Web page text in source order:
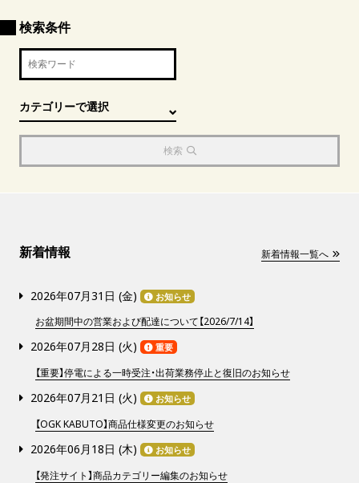
検索条件
検索
新着情報 新着情報一覧へ
2026年07月31日 (金) お知らせ
お盆期間中の営業および配達について【2026/7/14】
2026年07月28日 (火) 重要
【重要】停電による一時受注・出荷業務停止と復旧のお知らせ
2026年07月21日 (火) お知らせ
【OGK KABUTO】商品仕様変更のお知らせ
2026年06月18日 (木) お知らせ
【発注サイト】商品カテゴリー編集のお知らせ